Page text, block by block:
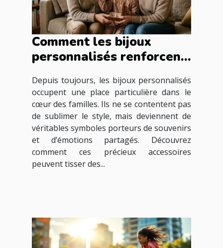
Comment les bijoux
personnalisés renforcent
Depuis toujours, les bijoux personnalisés
occupent une place particulière dans le
cœur des familles. Ils ne se contentent pas
de sublimer le style, mais deviennent de
véritables symboles porteurs de souvenirs
et d’émotions partagés. Découvrez
comment ces précieux accessoires
peuvent tisser des...